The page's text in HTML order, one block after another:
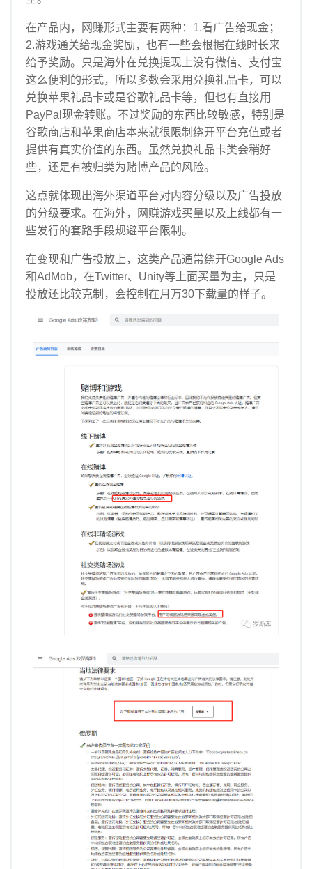
在产品内，网赚形式主要有两种：1.看广告给现金；
2.游戏通关给现金奖励，也有一些会根据在线时长来
给予奖励。只是海外在兑换提现上没有微信、支付宝
这么便利的形式，所以多数会采用兑换礼品卡，可以
兑换苹果礼品卡或是谷歌礼品卡等，但也有直接用
PayPal现金转账。不过奖励的东西比较敏感，特别是
谷歌商店和苹果商店本来就很限制绕开平台充值或者
提供有真实价值的东西。虽然兑换礼品卡类会稍好
些，还是有被归类为赌博产品的风险。
这点就体现出海外渠道平台对内容分级以及广告投放
的分级要求。在海外，网赚游戏买量以及上线都有一
些发行的套路手段规避平台限制。
在变现和广告投放上，这类产品通常绕开Google Ads
和AdMob，在Twitter、Unity等上面买量为主，只是
投放还比较克制，会控制在月万30下载量的样子。